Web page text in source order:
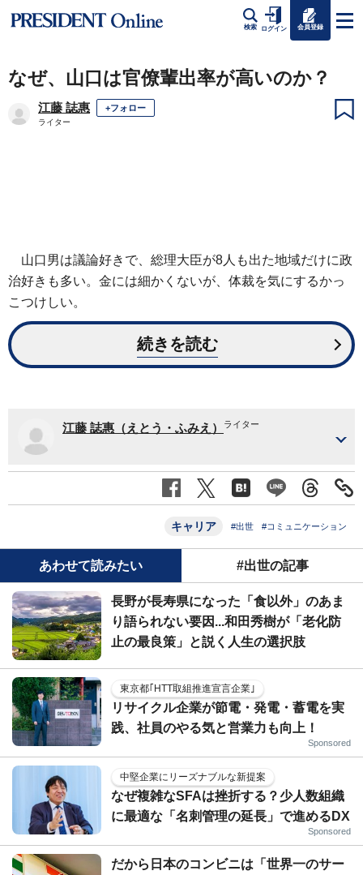
検索 ログイン 会員登録
なぜ、山口は官僚輩出率が高いのか？
江藤 誌惠 +フォロー
ライター
山口男は議論好きで、総理大臣が8人も出た地域だけに政
治好きも多い。金には細かくないが、体裁を気にするかっ
こつけしい。
続きを読む
江藤 誌惠（えとう・ふみえ） ライター
キャリア #出世 #コミュニケーション
あわせて読みたい #出世の記事
長野が長寿県になった「食以外」のあま
り語られない要因...和田秀樹が「老化防
止の最良策」と説く人生の選択肢
東京都｢HTT取組推進宣言企業｣
リサイクル企業が節電・発電・蓄電を実
践、社員のやる気と営業力も向上！
Sponsored
中堅企業にリーズナブルな新提案
なぜ複雑なSFAは挫折する？少人数組織
に最適な「名刺管理の延長」で進めるDX
Sponsored
だから日本のコンビニは「世界一のサー